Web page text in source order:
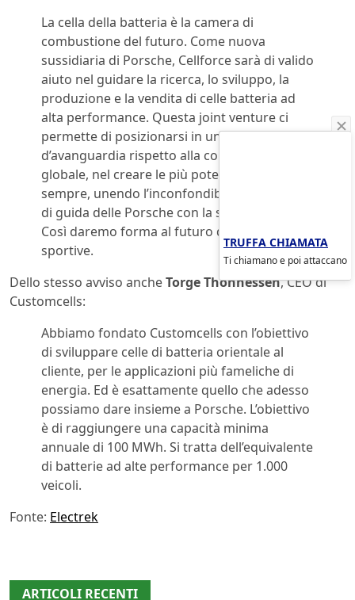
La cella della batteria è la camera di
combustione del futuro. Come nuova
sussidiaria di Porsche, Cellforce sarà di valido
aiuto nel guidare la ricerca, lo sviluppo, la
produzione e la vendita di celle batteria ad
alta performance. Questa joint venture ci
permette di posizionarsi in una posizione
d’avanguardia rispetto alla concorrenza
globale, nel creare le più potenti batterie di
sempre, unendo l’inconfondibile esperienza
di guida delle Porsche con la sostenibilità.
Così daremo forma al futuro delle auto
sportive.
Dello stesso avviso ancheTorge Thönnessen, CEO di
Customcells:
Abbiamo fondato Customcells con l’obiettivo
di sviluppare celle di batteria orientale al
cliente, per le applicazioni più fameliche di
energia. Ed è esattamente quello che adesso
possiamo dare insieme a Porsche. L’obiettivo
è di raggiungere una capacità minima
annuale di 100 MWh. Si tratta dell’equivalente
di batterie ad alte performance per 1.000
veicoli.
Fonte: Electrek
ARTICOLI RECENTI
TRUFFA CHIAMATA
Ti chiamano e poi attaccano